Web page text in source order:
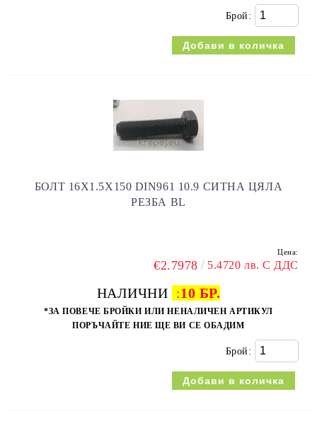
Брой:
БОЛТ 16Х1.5Х150 DIN961 10.9 СИТНА ЦЯЛА
РЕЗБА BL
Цена:
€2.7978 5.4720 лв. С ДДС
НАЛИЧНИ :10 БР.
*ЗА ПОВЕЧЕ БРОЙКИ ИЛИ НЕНАЛИЧЕН АРТИКУЛ
ПОРЪЧАЙТЕ НИЕ ЩЕ ВИ СЕ ОБАДИМ
Брой: